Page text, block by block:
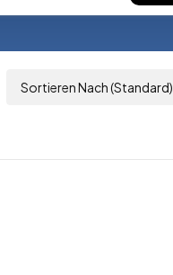
Sortieren Nach (Standard)